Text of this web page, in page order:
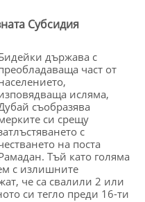
Субсидия
държава с
част от
исляма,
съобразява
си срещу
с
на поста
Тъй като голяма
с излишните
че са свалили 2 или
си тегло преди 16-ти